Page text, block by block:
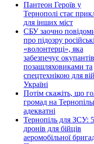
Пантеон Героїв у
Тернополі стає
для інших міст
СБУ заочно
про підозру
«волонтерці», яка
забезпечує окупантів
позашляховиками та
спецтехнікою для
Україні
Потім скажіть, що
громад на
адекватні
Тернопіль для ЗСУ:
дронів для бійців
аеромобільної